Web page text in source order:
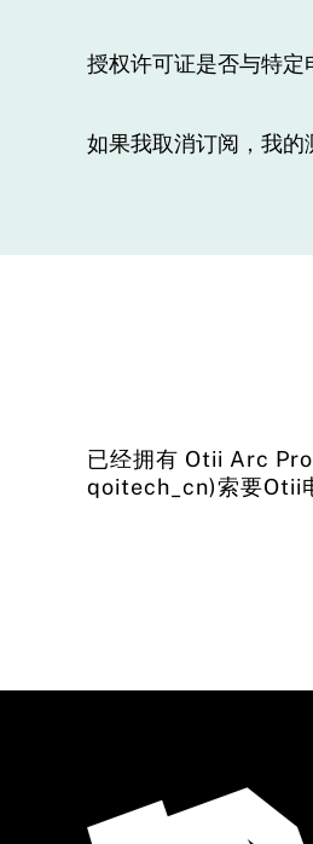
授权许可证是否与特定
如果我取消订阅，我的
已经拥有 Otii Arc
qoitech_cn)索要Otii